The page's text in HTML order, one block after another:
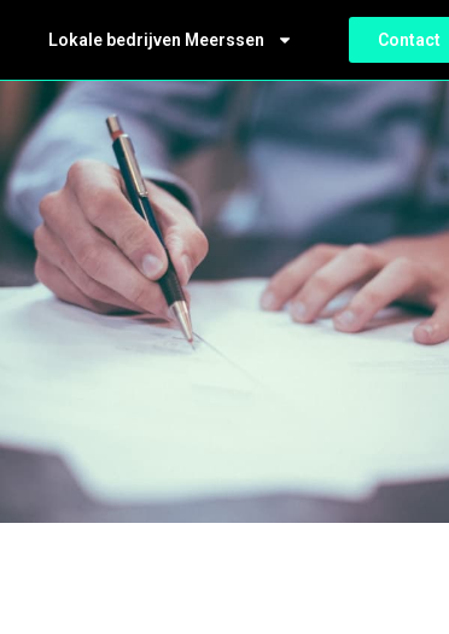
Lokale bedrijven Meerssen Contact